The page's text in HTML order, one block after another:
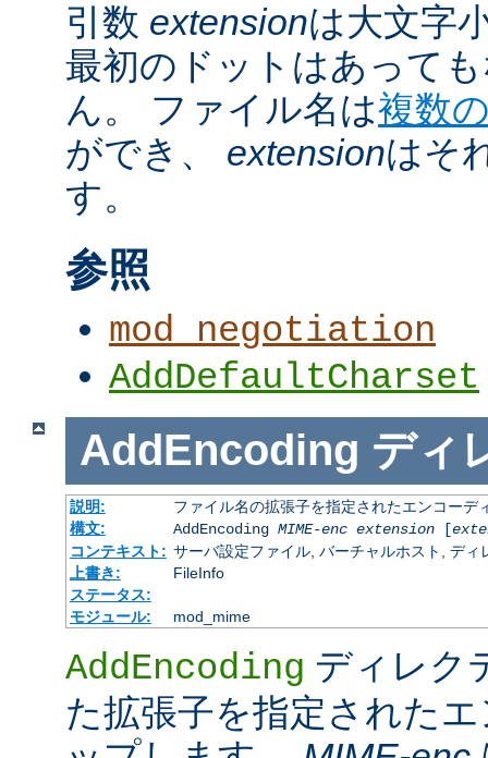
引数 extensionは大文字
最初のドットはあって
ん。 ファイル名は複数
ができ、 extensionはそ
す。
参照
mod_negotiation
AddDefaultCharset
AddEncoding ディ
説明:
ファイル名の拡張子を指定されたエンコーデ
構文:
AddEncoding MIME-enc extension[
コンテキスト: サーバ設定ファイル, バーチャルホスト, ディ
上書き:
FileInfo
ステータス:
モジュール:
mod_mime
AddEncoding ディレク
た拡張子を指定された